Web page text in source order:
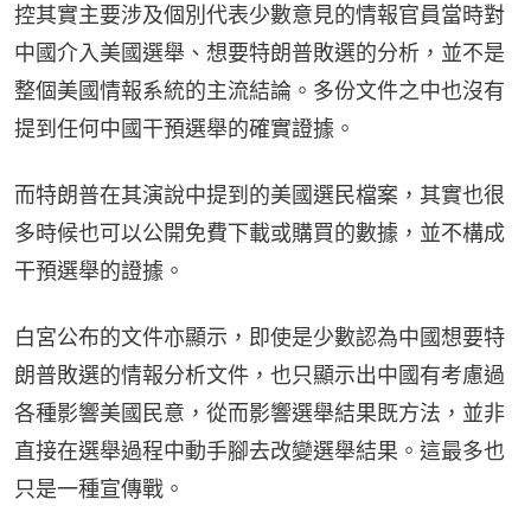
控其實主要涉及個別代表少數意見的情報官員當時對
中國介入美國選舉、想要特朗普敗選的分析，並不是
整個美國情報系統的主流結論。多份文件之中也沒有
提到任何中國干預選舉的確實證據。
而特朗普在其演說中提到的美國選民檔案，其實也很
多時候也可以公開免費下載或購買的數據，並不構成
干預選舉的證據。
白宮公布的文件亦顯示，即使是少數認為中國想要特
朗普敗選的情報分析文件，也只顯示出中國有考慮過
各種影響美國民意，從而影響選舉結果既方法，並非
直接在選舉過程中動手腳去改變選舉結果。這最多也
只是一種宣傳戰。